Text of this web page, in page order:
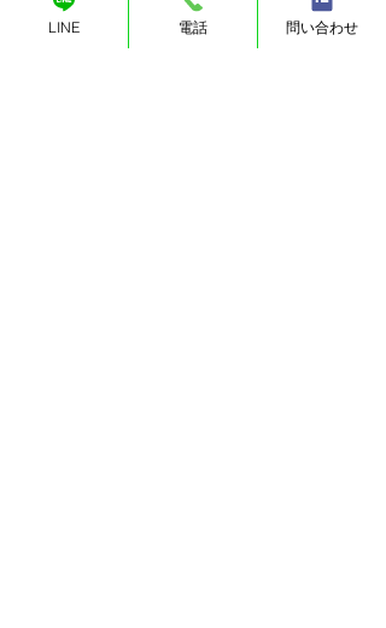
遺言書を書くべきか
LINE 電話 問い合わせ